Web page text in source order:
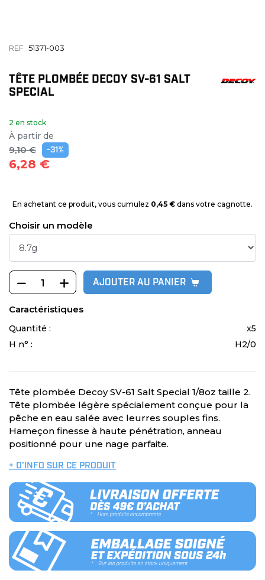
REF 51371-003
TÊTE PLOMBÉE DECOY SV-61 SALT
SPECIAL
2 en stock
À partir de
9,10 € -31%
6,28 €
En achetant ce produit, vous cumulez 0,45 € dans votre cagnotte.
Choisir un modèle
AJOUTER AU PANIER
Caractéristiques
Quantité :
x5
H n° :
H2/0
Tête plombée Decoy SV-61 Salt Special 1/8oz taille 2.
Tête plombée légère spécialement conçue pour la
pêche en eau salée avec leurres souples fins.
Hameçon finesse à haute pénétration, anneau
positionné pour une nage parfaite.
+ D’INFO SUR CE PRODUIT